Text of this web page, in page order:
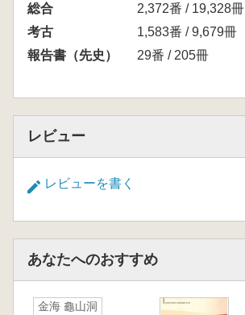
総合
2,372番 / 19,328冊
考古
1,583番 / 9,679冊
報告書（先史）
29番 / 205冊
レビュー
レビューを書く
あなたへのおすすめ
金海 龜山洞